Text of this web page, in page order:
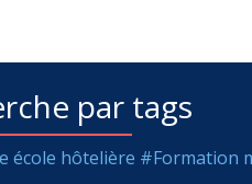
par tags
école hôtelière #Formation